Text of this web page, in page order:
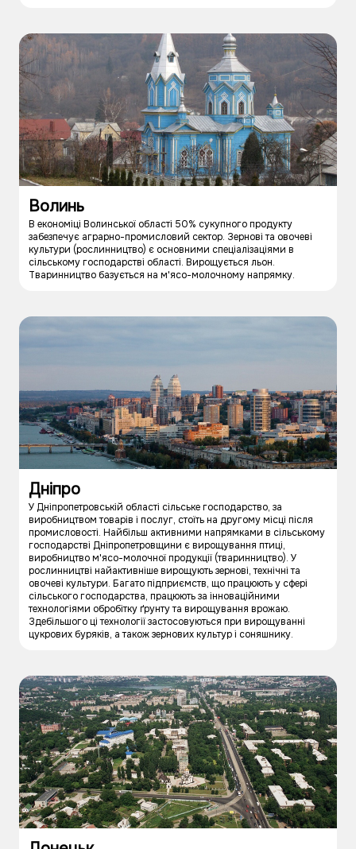
Волинь
В економіці Волинської області 50% сукупного продукту
забезпечує аграрно-промисловий сектор. Зернові та овочеві
культури (рослинництво) є основними спеціалізаціями в
сільському господарстві області. Вирощується льон.
Тваринництво базується на м'ясо-молочному напрямку.
Дніпро
У Дніпропетровській області сільське господарство, за
виробництвом товарів і послуг, стоїть на другому місці після
промисловості. Найбільш активними напрямками в сільському
господарстві Дніпропетровщини є вирощування птиці,
виробництво м'ясо-молочної продукції (тваринництво). У
рослинництві найактивніше вирощують зернові, технічні та
овочеві культури. Багато підприємств, що працюють у сфері
сільського господарства, працюють за інноваційними
технологіями обробітку ґрунту та вирощування врожаю.
Здебільшого ці технології застосовуються при вирощуванні
цукрових буряків, а також зернових культур і соняшнику.